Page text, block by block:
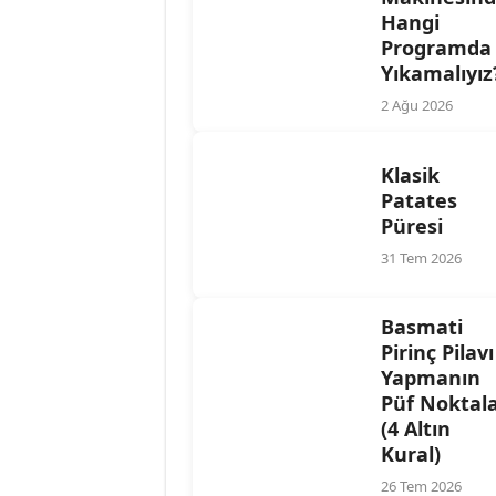
Hangi
Programda
2 Ağu 2026
Klasik
Patates
Püresi
31 Tem 2026
Basmati
Pirinç Pilavı
Yapmanın
Püf
(4 Altın
Kural)
26 Tem 2026